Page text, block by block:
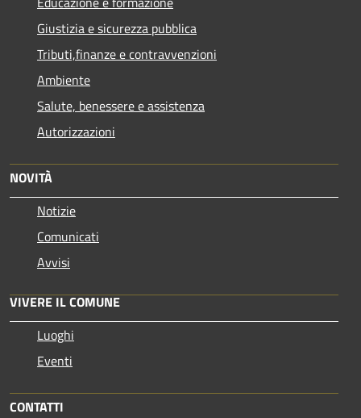
Giustizia e sicurezza pubblica
Tributi,finanze e contravvenzioni
Ambiente
Salute, benessere e assistenza
Autorizzazioni
NOVITÀ
Notizie
Comunicati
Avvisi
VIVERE IL COMUNE
Luoghi
Eventi
CONTATTI